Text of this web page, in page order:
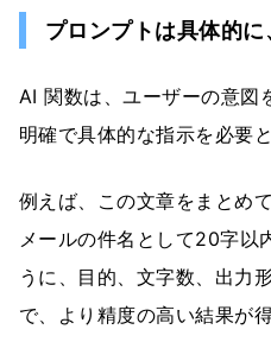
プロンプトは具体的
AI 関数は、ユーザーの意図
明確で具体的な指示を必要と
例えば、この文章をまとめ
メールの件名として20字以
うに、目的、文字数、出力
で、より精度の高い結果が